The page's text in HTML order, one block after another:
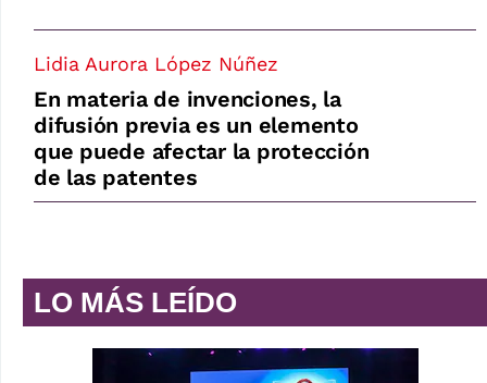
Lidia Aurora López Núñez
En materia de invenciones, la
difusión previa es un elemento
que puede afectar la protección
de las patentes
LO MÁS LEÍDO